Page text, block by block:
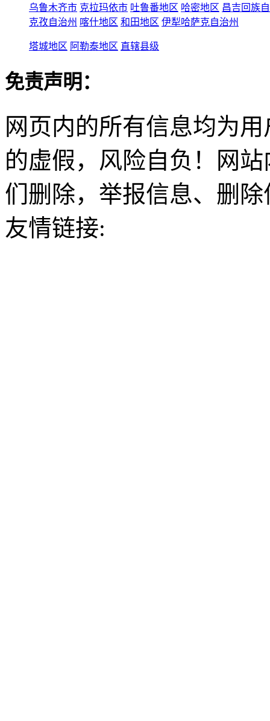
乌鲁木齐市 克拉玛依市 吐鲁番地区 哈密地区 昌吉回族
克孜自治州 喀什地区 和田地区 伊犁哈萨克自治州
塔城地区 阿勒泰地区 直辖县级
免责声明：
网页内的所有信息均为
的虚假，风险自负！网
们删除，举报信息、删
友情链接: